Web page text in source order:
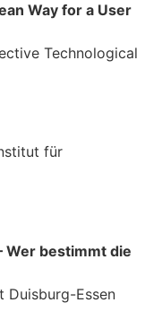
Way for a User
Technological
für
Wer bestimmt die
Duisburg-Essen